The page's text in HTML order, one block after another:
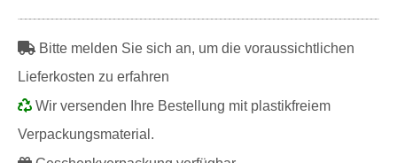
Bitte melden Sie sich an, um die voraussichtlichen
Lieferkosten zu erfahren
Wir versenden Ihre Bestellung mit plastikfreiem
Verpackungsmaterial.